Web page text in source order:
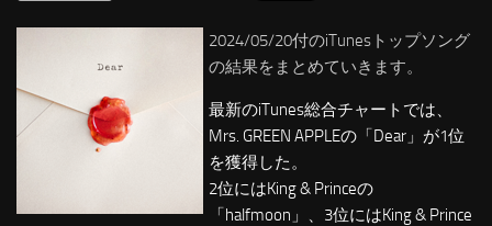
2024/05/20付のiTunesトップソング
の結果をまとめていきます。
最新のiTunes総合チャートでは、
Mrs. GREEN APPLEの「Dear」が1位
を獲得した。
2位にはKing & Princeの
「halfmoon」、3位にはKing & Prince